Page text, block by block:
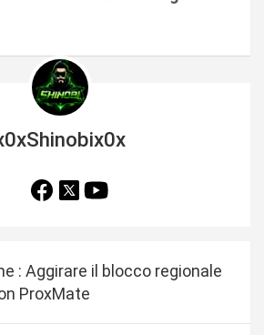
: Aggirare il blocco regionale
ProxMate